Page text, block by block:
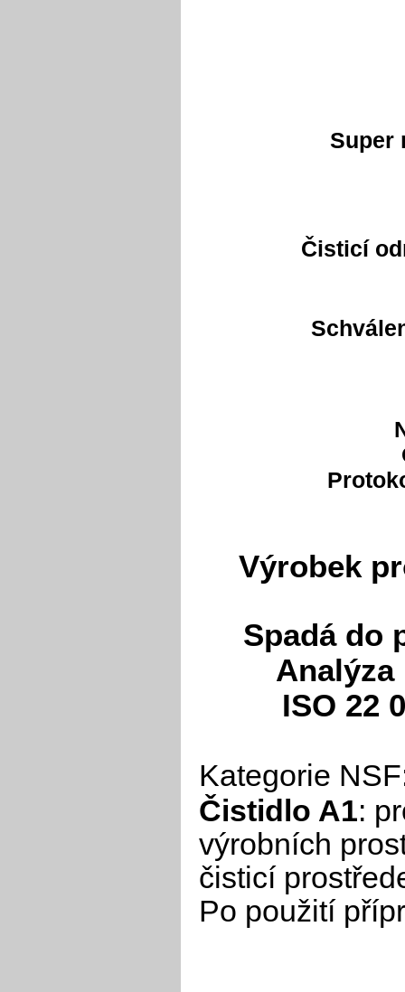
Super
Čisticí
Výrobek
Spadá do
ISO 22
Kategorie
Čistidlo A1:
výrobních
čisticí
Po použití